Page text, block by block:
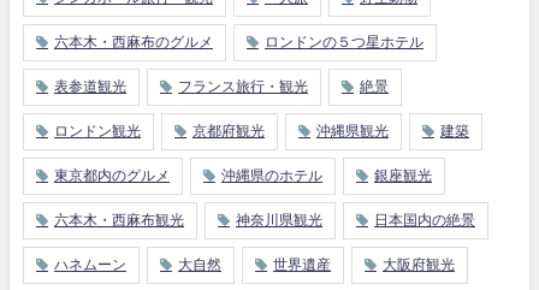
六本木・西麻布のグルメ ロンドンの５つ星ホテル
表参道観光 フランス旅行・観光 絶景
ロンドン観光 京都府観光 沖縄県観光 建築
東京都内のグルメ 沖縄県のホテル 銀座観光
六本木・西麻布観光 神奈川県観光 日本国内の絶景
ハネムーン 大自然 世界遺産 大阪府観光